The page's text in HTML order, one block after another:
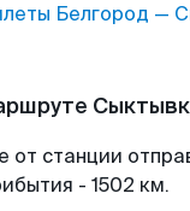
Белгород —
от станции
- 1502 км.